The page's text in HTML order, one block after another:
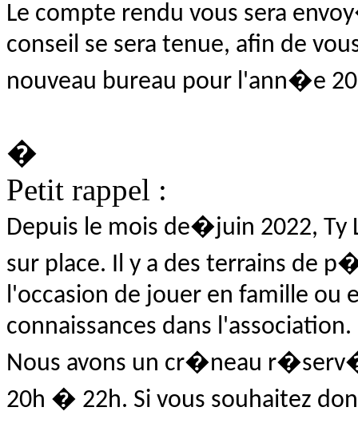
Le compte rendu vous sera
conseil se sera tenue, afin de
nouveau bureau pour l'ann�e
�
Petit rappel :
Depuis le mois de�juin 2022,
sur place. Il y a des terrains de
l'occasion de jouer en famille ou
connaissances dans l'association.
Nous avons un cr�neau
20h � 22h. Si vous souhaitez